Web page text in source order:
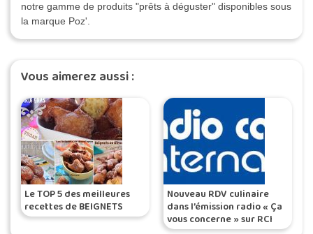
notre gamme de produits "prêts à déguster" disponibles sous
la marque Poz'.
Vous aimerez aussi :
Le TOP 5 des meilleures
recettes de BEIGNETS
Nouveau RDV culinaire
dans l’émission radio « Ça
vous concerne » sur RCI